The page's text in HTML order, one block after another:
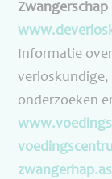
Zwangerschap
Informatie
verloskundige,
onderzoeken